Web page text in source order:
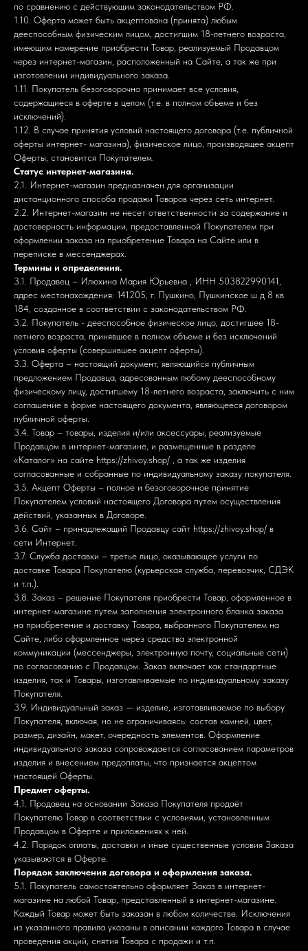
по сравнению с действующим законодательством РФ.
1.10. Оферта может быть акцептована (принята) любым
дееспособным физическим лицом, достигшим 18-летнего возраста,
имеющим намерение приобрести Товар, реализуемый Продавцом
через интернет-магазин, расположенный на Сайте, а так же при
изготовлении индивидуального заказа.
1.11. Покупатель безоговорочно принимает все условия,
содержащиеся в оферте в целом (т.е. в полном объеме и без
исключений).
1.12. В случае принятия условий настоящего договора (т.е. публичной
оферты интернет- магазина), физическое лицо, производящее акцепт
Оферты, становится Покупателем.
Статус интернет-магазина.
2.1. Интернет-магазин предназначен для организации
дистанционного способа продажи Товаров через сеть интернет.
2.2. Интернет-магазин не несет ответственности за содержание и
достоверность информации, предоставленной Покупателем при
оформлении заказа на приобретение Товара на Сайте или в
переписке в мессенджерах.
Термины и определения.
3.1. Продавец – Илюхина Мария Юрьевна , ИНН 503822990141,
адрес местонахождения: 141205, г. Пушкино, Пушкинское ш д 8 кв
184, созданное в соответствии с законодательством РФ.
3.2. Покупатель - дееспособное физическое лицо, достигшее 18-
летнего возраста, принявшее в полном объеме и без исключений
условия оферты (совершившее акцепт оферты).
3.3. Оферта – настоящий документ, являющийся публичным
предложением Продавца, адресованным любому дееспособному
физическому лицу, достигшему 18-летнего возраста, заключить с ним
соглашение в форме настоящего документа, являющееся договором
публичной оферты.
3.4. Товар – товары, изделия и/или аксессуары, реализуемые
Продавцом в интернет-магазине, и размещенные в разделе
«Каталог» на сайте https://zhivoy.shop/ , а так же изделия
согласованные и собранные по индивидуальному заказу покупателя.
3.5. Акцепт Оферты – полное и безоговорочное принятие
Покупателем условий настоящего Договора путем осуществления
действий, указанных в Договоре.
3.6. Сайт – принадлежащий Продавцу сайт https://zhivoy.shop/ в
сети Интернет.
3.7. Служба доставки – третье лицо, оказывающее услуги по
доставке Товара Покупателю (курьерская служба, перевозчик, СДЭК
и т.п.).
3.8. Заказ – решение Покупателя приобрести Товар, оформленное в
интернет-магазине путем заполнения электронного бланка заказа
на приобретение и доставку Товара, выбранного Покупателем на
Сайте, либо оформленное через средства электронной
коммуникации (мессенджеры, электронную почту, социальные сети)
по согласованию с Продавцом. Заказ включает как стандартные
изделия, так и Товары, изготавливаемые по индивидуальному заказу
Покупателя.
3.9. Индивидуальный заказ — изделие, изготавливаемое по выбору
Покупателя, включая, но не ограничиваясь: состав камней, цвет,
размер, дизайн, макет, очередность элементов. Оформление
индивидуального заказа сопровождается согласованием параметров
изделия и внесением предоплаты, что признается акцептом
настоящей Оферты.
Предмет оферты.
4.1. Продавец на основании Заказа Покупателя продаёт
Покупателю Товар в соответствии с условиями, установленным
Продавцом в Оферте и приложениях к ней.
4.2. Порядок оплаты, доставки и иные существенные условия Заказа
указываются в Оферте.
Порядок заключения договора и оформления заказа.
5.1. Покупатель самостоятельно оформляет Заказ в интернет-
магазине на любой Товар, представленный в интернет-магазине.
Каждый Товар может быть заказан в любом количестве. Исключения
из указанного правила указаны в описании каждого Товара в случае
проведения акций, снятия Товара с продажи и т.п.